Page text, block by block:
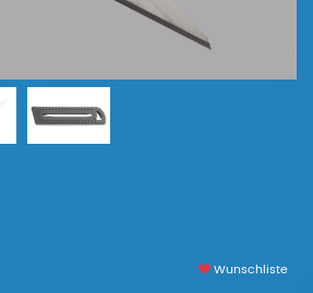
Wunschliste